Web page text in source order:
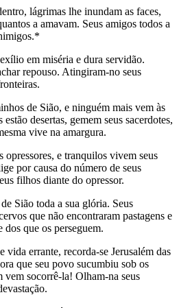
lágrimas lhe inundam as faces,
a amavam. Seus amigos todos a
em miséria e dura servidão.
repouso. Atingiram-no seus
de Sião, e ninguém mais vem às
estão desertas, gemem seus sacerdotes,
vive na amargura.
opressores, e tranquilos vivem seus
por causa do número de seus
filhos diante do opressor.
Sião toda a sua glória. Seus
que não encontraram pastagens e
dos que os perseguem.
vida errante, recorda-se Jerusalém das
que seu povo sucumbiu sob os
socorrê-la! Olham-na seus